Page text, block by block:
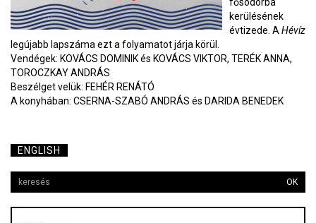
fősodorba
kerülésének
évtizede. AHévíz
legújabb lapszáma ezt a folyamatot járja körül.
Vendégek: KOVÁCS DOMINIK és KOVÁCS VIKTOR, TERÉK ANNA,
TOROCZKAY ANDRÁS
Beszélget velük: FEHÉR RENÁTÓ
A konyhában: CSERNA-SZABÓ ANDRÁS és DARIDA BENEDEK
ENGLISH
OK